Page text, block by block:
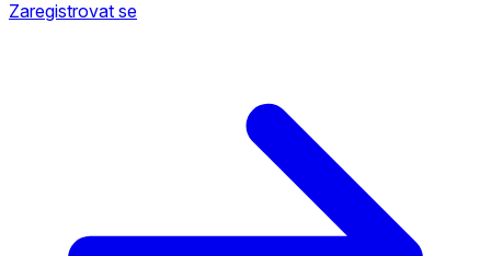
Zaregistrovat se